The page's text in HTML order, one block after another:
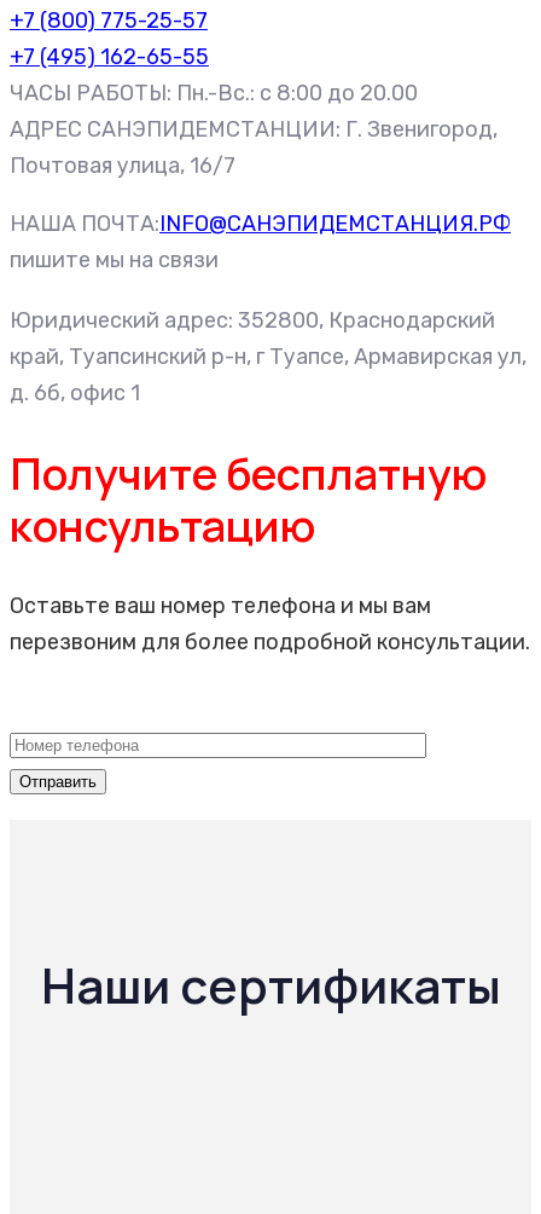
+7 (800) 775-25-57
+7 (495) 162-65-55
ЧАСЫ РАБОТЫ: Пн.-Вс.: c 8:00 до 20.00
АДРЕС САНЭПИДЕМСТАНЦИИ: Г. Звенигород,
Почтовая улица, 16/7
НАША ПОЧТА:INFO@САНЭПИДЕМСТАНЦИЯ.РФ
пишите мы на связи
Юридический адрес: 352800, Краснодарский
край, Туапсинский р-н, г Туапсе, Армавирская ул,
д. 6б, офис 1
Получите бесплатную
консультацию
Оставьте ваш номер телефона и мы вам
перезвоним для более подробной консультации.
Наши сертификаты